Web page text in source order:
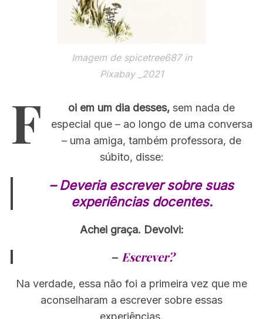
Imagem de spicetree687 in
Pixabay _2021
F oi em um dia desses, sem nada de
especial que – ao longo de uma conversa
– uma amiga, também professora, de
súbito, disse:
– Deveria escrever sobre suas
experiências docentes.
Achei graça. Devolvi:
– Escrever?
Na verdade, essa não foi a primeira vez que me
aconselharam a escrever sobre essas
experiências.